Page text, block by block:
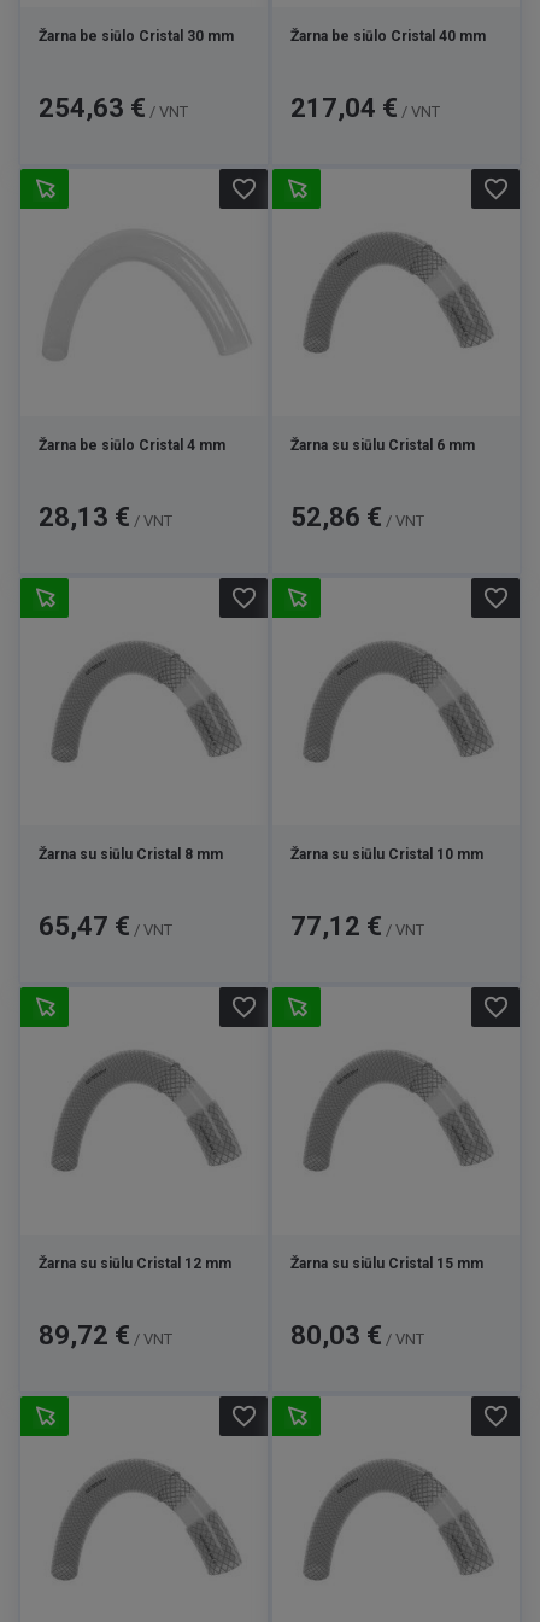
Žarna be siūlo Cristal 30 mm
Kaina
254,63 € / VNT
Žarna be siūlo Cristal 40 mm
Kaina
217,04 € / VNT
Žarna be siūlo Cristal 4 mm
Kaina
28,13 € / VNT
favorite_border
Žarna su siūlu Cristal 6 mm
Kaina
52,86 € / VNT
favorite_border
Žarna su siūlu Cristal 8 mm
Kaina
65,47 € / VNT
favorite_border
Žarna su siūlu Cristal 10 mm
Kaina
77,12 € / VNT
favorite_border
Žarna su siūlu Cristal 12 mm
Kaina
89,72 € / VNT
favorite_border
Žarna su siūlu Cristal 15 mm
Kaina
80,03 € / VNT
favorite_border
favorite_border favorite_border